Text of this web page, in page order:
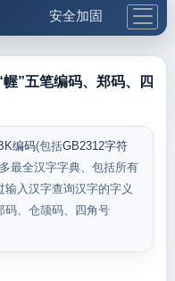
安全加固
更多工具
”五笔编码、郑码、四
编码(包括GB2312字符
最全汉字字典、包括所有
入汉字查询汉字的字义
码、仓颉码、四角号